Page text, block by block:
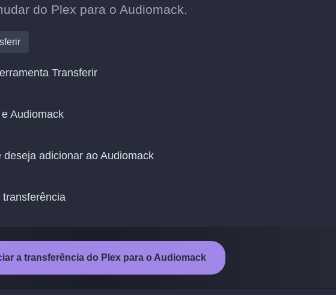
do Plex para o Audiomack.
Transferir
Audiomack
adicionar ao Audiomack
a transferência do Plex para o Audiomack